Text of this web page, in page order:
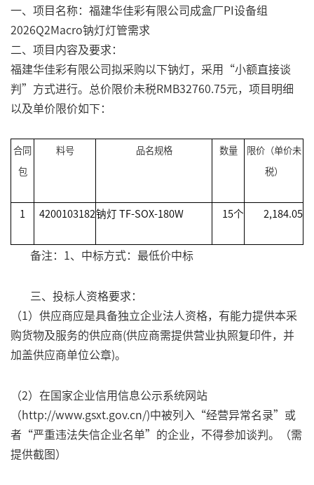
一、项目名称：福建华佳彩有限公司成盒厂PI设备组
2026Q2Macro钠灯灯管需求
二、项目内容及要求：
福建华佳彩有限公司拟采购以下钠灯，采用“小额直接谈
判”方式进行。总价限价未税RMB32760.75元，项目明细
以及单价限价如下：
合同
包
料号 品名规格 数量
限价（单价未
税）
1 4200103182钠灯TF-SOX-180W 15个 2,184.05
备注： 1、中标方式：最低价中标
三、投标人资格要求：
（1）供应商应是具备独立企业法人资格，有能力提供本采
购货物及服务的供应商(供应商需提供营业执照复印件，并
加盖供应商单位公章)。
（2）在国家企业信用信息公示系统网站
（http://www.gsxt.gov.cn/)中被列入“经营异常名录”或
者“严重违法失信企业名单”的企业，不得参加谈判。（需
提供截图）